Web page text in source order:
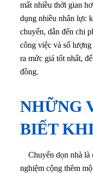
mất nhiều thời gian
dụng nhiều nhân lực
chuyển, dẫn đến chi
công việc và số lượng
ra mức giá tốt nhất,
đồng.
NHỮNG
BIẾT
Chuyển dọn nhà là
nghiệm cộng thêm